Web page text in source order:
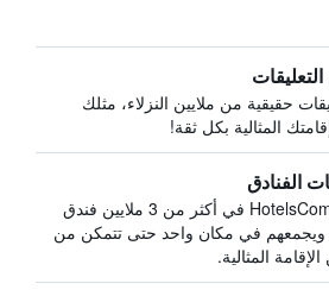
حقيقية من ملايين النزلاء، مثلك
المثالية بكل ثقة!
الفنادق
يبحث HotelsCombined في أكثر من 3 ملايين فندق
ويجمعهم في مكان واحد حتى تتمكن من
المثالية.